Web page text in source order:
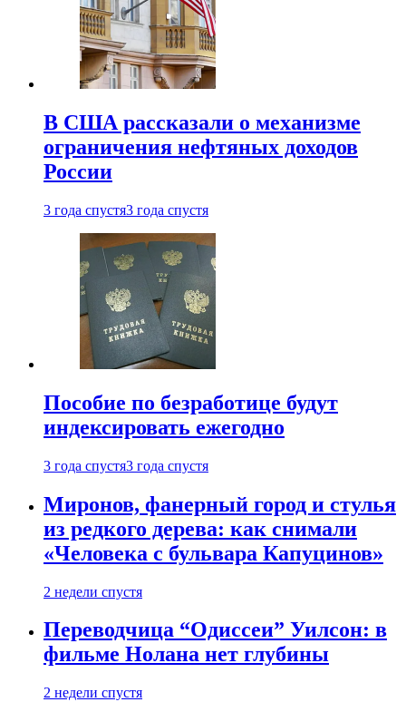
В США рассказали о механизме
ограничения нефтяных доходов
России
3 года спустя3 года спустя
Пособие по безработице будут
индексировать ежегодно
3 года спустя3 года спустя
Миронов, фанерный город и стулья
из редкого дерева: как снимали
«Человека с бульвара Капуцинов»
2 недели спустя
Переводчица “Одиссеи” Уилсон: в
фильме Нолана нет глубины
2 недели спустя